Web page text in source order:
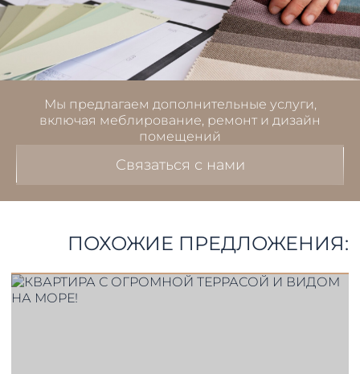
Мы предлагаем дополнительные услуги,
включая меблирование, ремонт и дизайн
помещений
Связаться с нами
ПОХОЖИЕ ПРЕДЛОЖЕНИЯ: